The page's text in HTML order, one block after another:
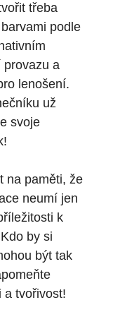
třeba
podle
provazu a
lenošení.
už
svoje
na paměti, že
neumí jen
k
by si
být tak
a tvořivost!